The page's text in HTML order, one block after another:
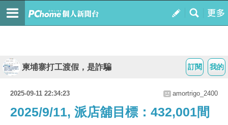
我的
訂閱
柬埔寨打工渡假，是詐騙
2025-09-11 22:34:23 amortrigo_2400
2025/9/11, 派店舖目標：432,001間